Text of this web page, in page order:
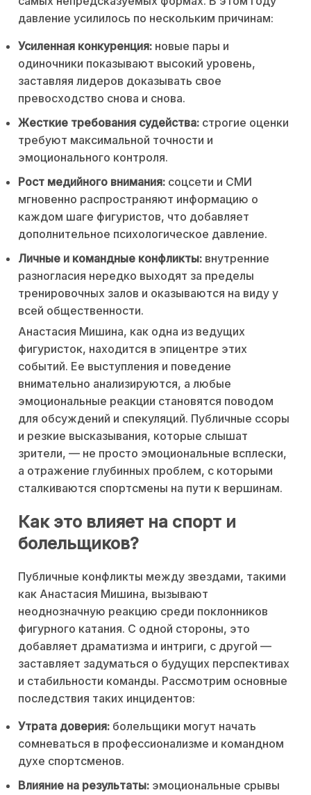
давление усилилось по нескольким причинам:
Усиленная конкуренция: новые пары и
одиночники показывают высокий уровень,
заставляя лидеров доказывать свое
превосходство снова и снова.
Жесткие требования судейства: строгие оценки
требуют максимальной точности и
эмоционального контроля.
Рост медийного внимания: соцсети и СМИ
мгновенно распространяют информацию о
каждом шаге фигуристов, что добавляет
дополнительное психологическое давление.
Личные и командные конфликты: внутренние
разногласия нередко выходят за пределы
тренировочных залов и оказываются на виду у
всей общественности.
Анастасия Мишина, как одна из ведущих
фигуристок, находится в эпицентре этих
событий. Ее выступления и поведение
внимательно анализируются, а любые
эмоциональные реакции становятся поводом
для обсуждений и спекуляций. Публичные ссоры
и резкие высказывания, которые слышат
зрители, — не просто эмоциональные всплески,
а отражение глубинных проблем, с которыми
сталкиваются спортсмены на пути к вершинам.
Как это влияет на спорт и
болельщиков?
Публичные конфликты между звездами, такими
как Анастасия Мишина, вызывают
неоднозначную реакцию среди поклонников
фигурного катания. С одной стороны, это
добавляет драматизма и интриги, с другой —
заставляет задуматься о будущих перспективах
и стабильности команды. Рассмотрим основные
последствия таких инцидентов:
Утрата доверия: болельщики могут начать
сомневаться в профессионализме и командном
духе спортсменов.
Влияние на результаты: эмоциональные срывы